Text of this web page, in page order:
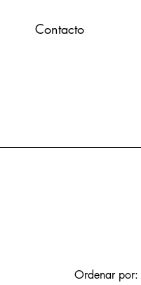
Contacto
Ordenar por: